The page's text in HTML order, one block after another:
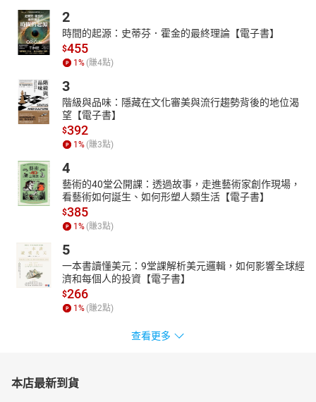
2
時間的起源：史蒂芬．霍金的最終理論【電子書】
$455
1% (賺4點)
3
階級與品味：隱藏在文化審美與流行趨勢背後的地位渴
望【電子書】
$392
1% (賺3點)
4
藝術的40堂公開課：透過故事，走進藝術家創作現場，
看藝術如何誕生、如何形塑人類生活【電子書】
$385
1% (賺3點)
5
一本書讀懂美元：9堂課解析美元邏輯，如何影響全球經
濟和每個人的投資【電子書】
$266
1% (賺2點)
查看更多
本店最新到貨